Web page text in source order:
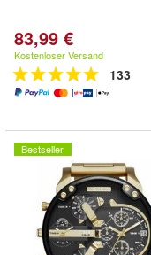
83,99 €
Kostenloser Versand
133
Bestseller